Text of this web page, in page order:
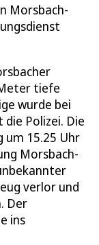
Morsbach-
tiefe
wurde bei
Polizei. Die
um 15.25 Uhr
Morsbach-
verlor und
Der
ins